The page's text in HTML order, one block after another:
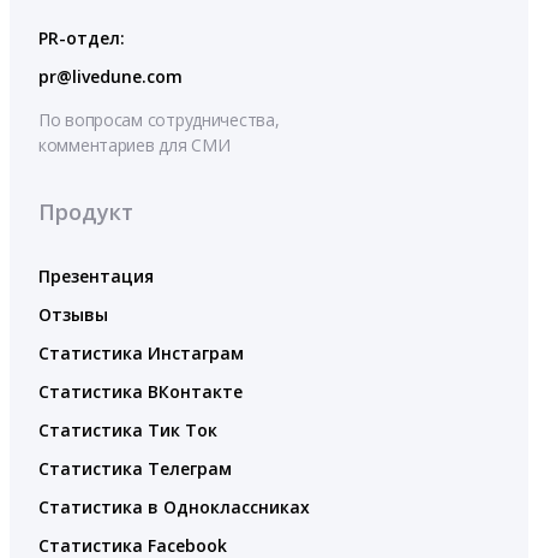
PR-отдел:
pr@livedune.com
По вопросам сотрудничества,
комментариев для СМИ
Продукт
Презентация
Отзывы
Статистика Инстаграм
Статистика ВКонтакте
Статистика Тик Ток
Статистика Телеграм
Статистика в Одноклассниках
Статистика Facebook